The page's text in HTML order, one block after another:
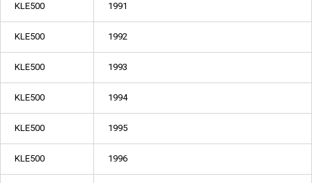
KLE500 1991
KLE500 1992
KLE500 1993
KLE500 1994
KLE500 1995
KLE500 1996